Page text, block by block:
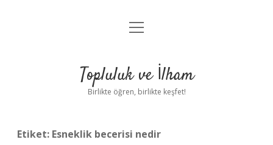
Anasayfa
Yasal Uyarı
menüyü
Topluluk ve İlham
Birlikte öğren, birlikte keşfet!
Etiket: Esneklik becerisi nedir